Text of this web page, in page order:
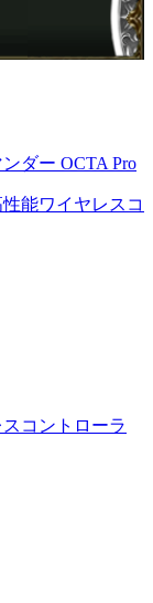
ダー OCTA Pro
能ワイヤレスコ
コントローラ